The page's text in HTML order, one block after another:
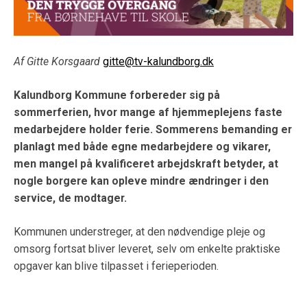
Af Gitte Korsgaard gitte@tv-kalundborg.dk
Kalundborg Kommune forbereder sig på
sommerferien, hvor mange af hjemmeplejens faste
medarbejdere holder ferie. Sommerens bemanding er
planlagt med både egne medarbejdere og vikarer,
men mangel på kvalificeret arbejdskraft betyder, at
nogle borgere kan opleve mindre ændringer i den
service, de modtager.
Kommunen understreger, at den nødvendige pleje og
omsorg fortsat bliver leveret, selv om enkelte praktiske
opgaver kan blive tilpasset i ferieperioden.